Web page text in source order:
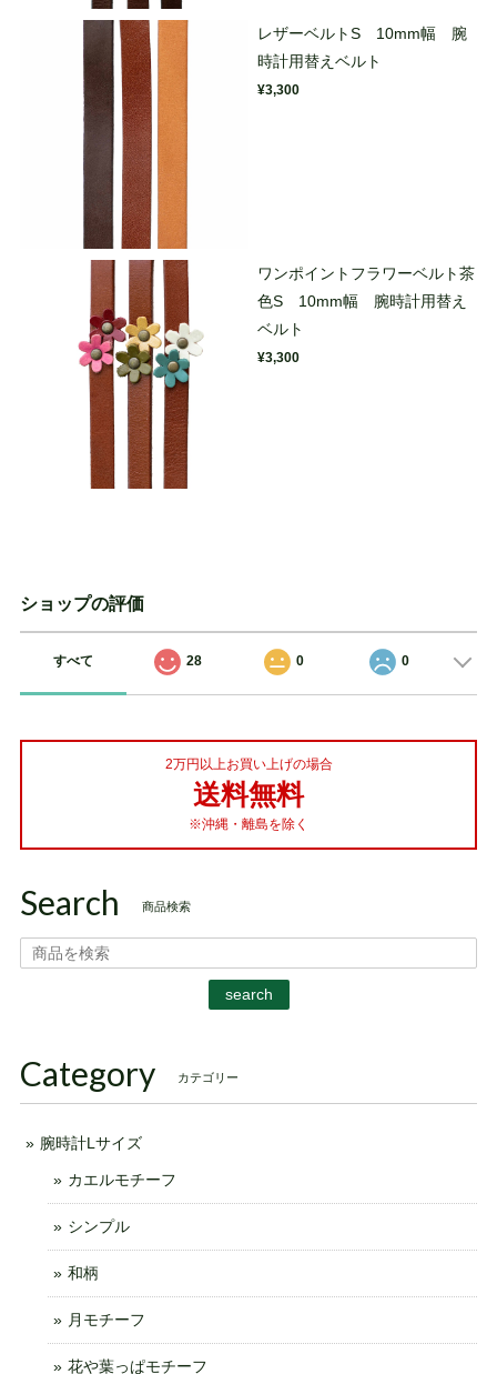
レザーベルトS 10mm幅 腕
時計用替えベルト
¥3,300
ワンポイントフラワーベルト茶
色S 10mm幅 腕時計用替え
ベルト
¥3,300
ショップの評価
すべて 28 0 0
2万円以上お買い上げの場合
送料無料
※沖縄・離島を除く
Search 商品検索
search
Category カテゴリー
腕時計Lサイズ
カエルモチーフ
シンプル
和柄
月モチーフ
花や葉っぱモチーフ